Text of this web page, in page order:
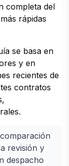
completa del
rápidas
se basa en
y en
recientes de
contratos
revisión y
despacho